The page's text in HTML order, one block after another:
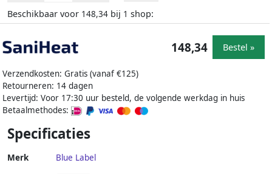
Beschikbaar voor 148,34 bij 1 shop:
Verzendkosten: Gratis (vanaf €125)
Retourneren: 14 dagen
Levertijd: Voor 17:30 uur besteld, de volgende werkdag in huis
Betaalmethodes:
148,34 Bestel »
Specificaties
Merk Blue Label